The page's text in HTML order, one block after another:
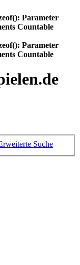
Parameter
Countable
Parameter
Countable
Suche